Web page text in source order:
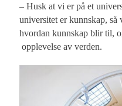
– Husk at vi er på et
universitet er kunnskap,
hvordan kunnskap blir til,
opplevelse av verden.